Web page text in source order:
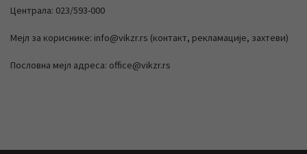
Централа: 023/593-000
Мејл за кориснике: info@vikzr.rs (контакт, рекламације, захтеви)
Пословна мејл адреса: office@vikzr.rs